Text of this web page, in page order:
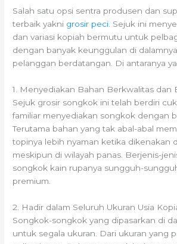
Salah satu opsi sentra produsen dan
terbaik yakni grosir peci. Sejuk ini
dan variasi kopiah bermutu untuk
dengan banyak keunggulan di
pelanggan berdatangan. Di antaranya
1. Menyediakan Bahan Berkwalitas dan
Sejuk grosir songkok ini telah berdiri
familiar menyediakan songkok dengan
Terutama bahan yang tak abal-abal
topinya lebih nyaman ketika dikenakan
meskipun di wilayah panas. Berjenis-
songkok kain rupanya sungguh-
premium.
2. Hadir dalam Seluruh Ukuran Usia
Songkok-songkok yang dipasarkan di
untuk segala ukuran. Dari ukuran yang